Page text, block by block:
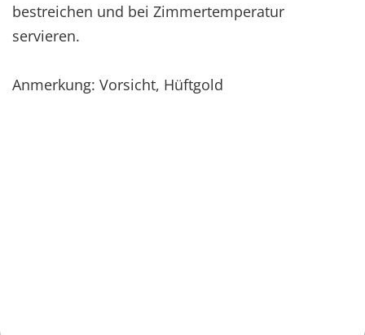
bestreichen und bei Zimmertemperatur
servieren.
Anmerkung: Vorsicht, Hüftgold